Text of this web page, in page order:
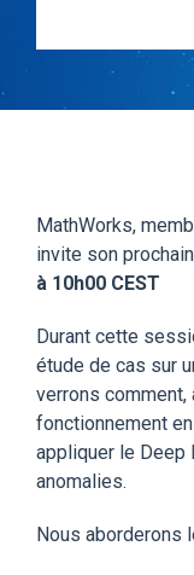
MathWorks,
invite son
à 10h00 CEST
Durant cette
étude de cas sur
verrons comment,
fonctionnement
appliquer le Deep
anomalies.
Nous aborderons